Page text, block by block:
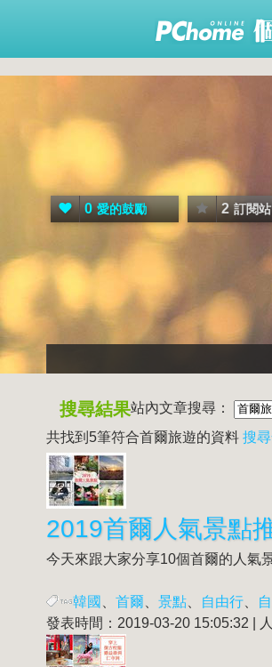
0 愛的鼓勵 2 訂閱
搜尋結果站內文章搜尋：
共找到5筆符合首爾旅遊的資料 搜
2019首爾人氣景點
今天來跟大家分享10個首爾的人氣
韓國 首爾 景點 自由行
發表時間：2019-03-20 15:05:32 |